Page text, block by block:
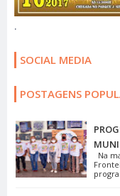
.
SOCIAL MEDIA
POSTAGENS
Na